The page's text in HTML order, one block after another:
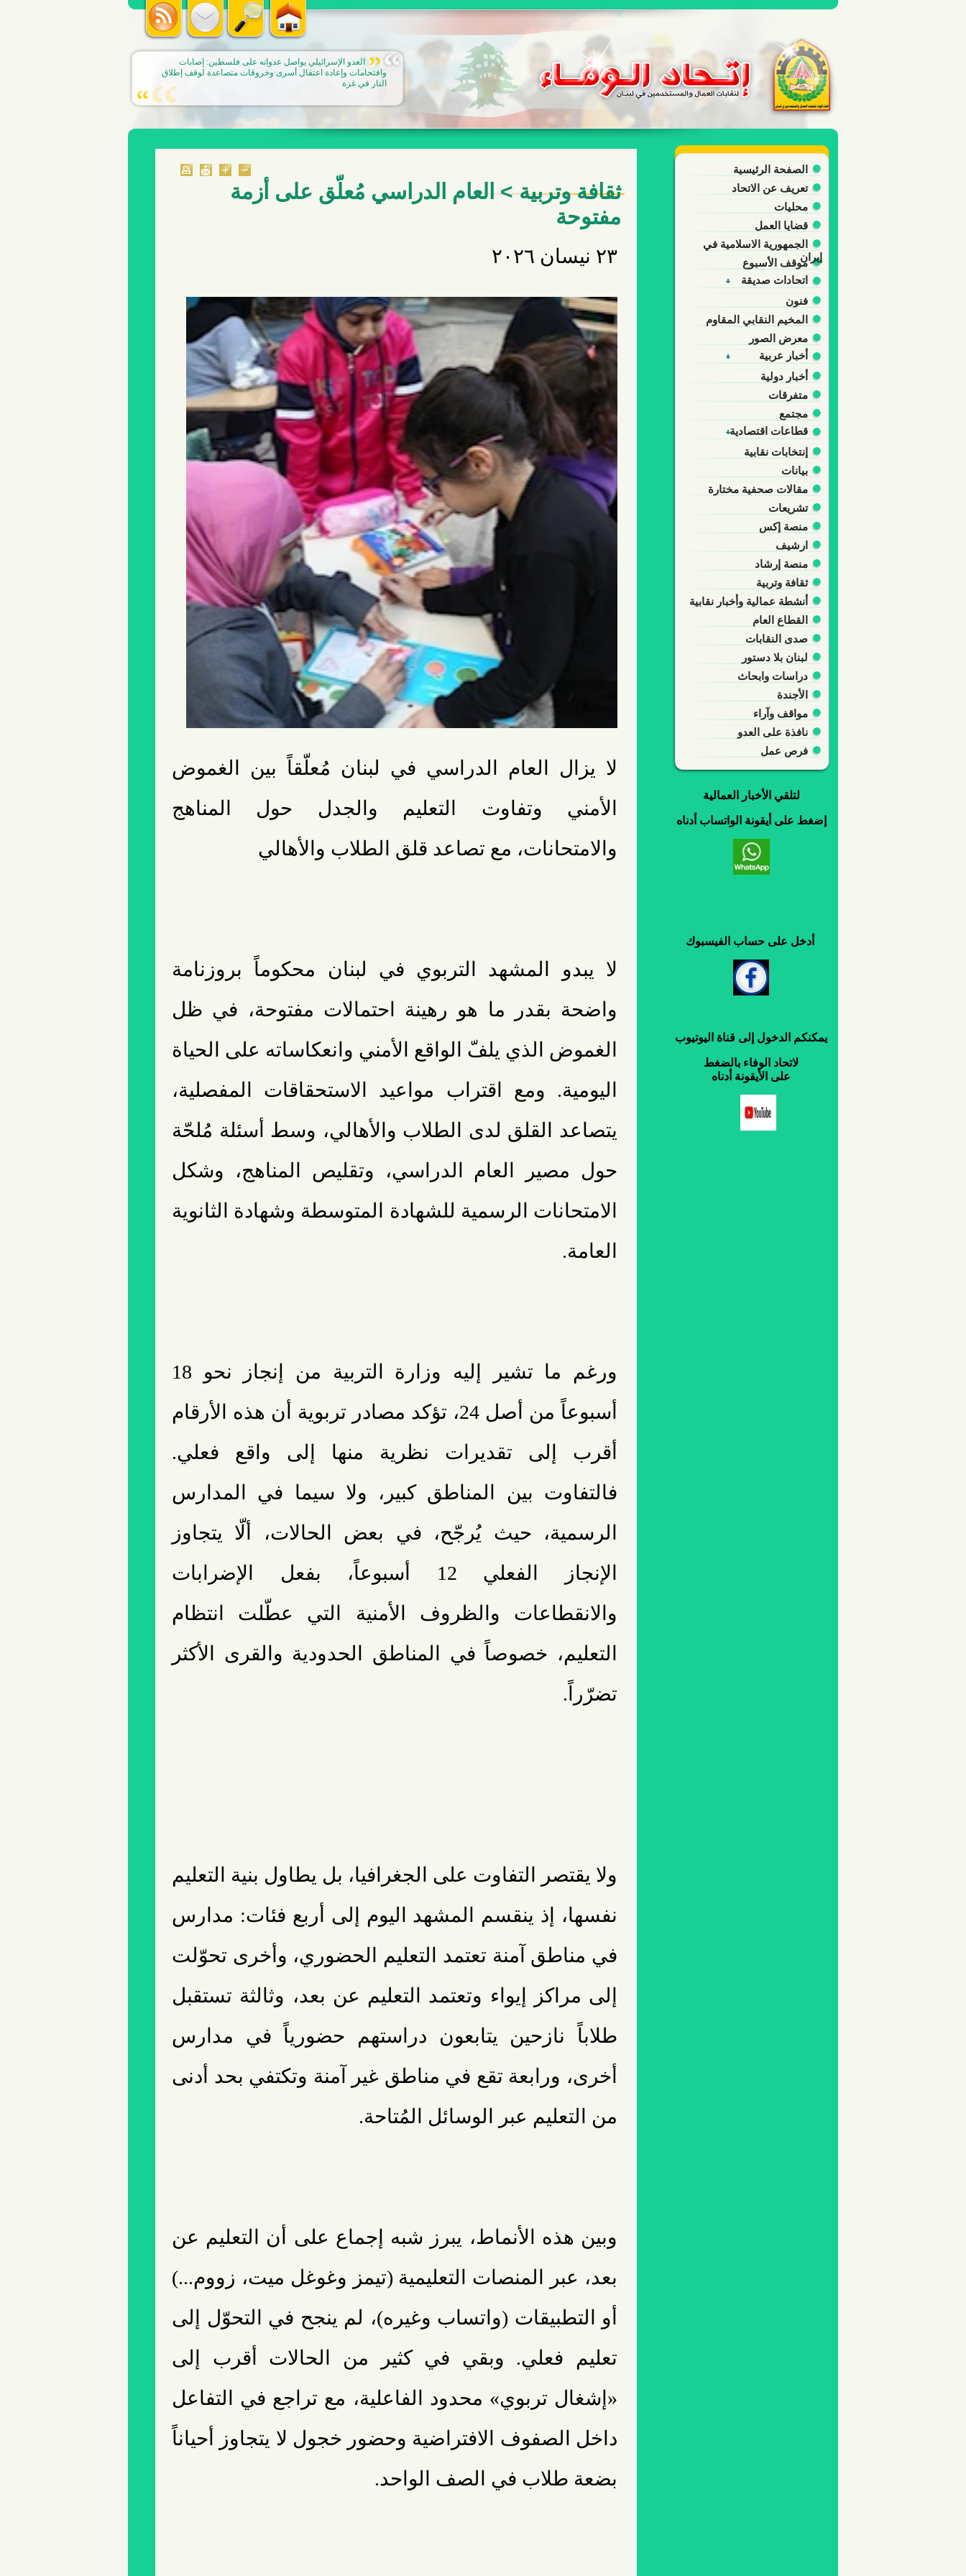
الـ NGO راجعين: إذا ضد إسرائيل ممنوع تتوظف!
ثقافة وتربية > العام الدراسي مُعلّق على أزمة
مفتوحة
٢٣ نيسان ٢٠٢٦
لا يزال العام الدراسي في لبنان مُعلّقاً بين الغموض
الأمني وتفاوت التعليم والجدل حول المناهج
والامتحانات، مع تصاعد قلق الطلاب والأهالي
لا يبدو المشهد التربوي في لبنان محكوماً بروزنامة
واضحة بقدر ما هو رهينة احتمالات مفتوحة، في ظل
الغموض الذي يلفّ الواقع الأمني وانعكاساته على الحياة
اليومية. ومع اقتراب مواعيد الاستحقاقات المفصلية،
يتصاعد القلق لدى الطلاب والأهالي، وسط أسئلة مُلحّة
حول مصير العام الدراسي، وتقليص المناهج، وشكل
الامتحانات الرسمية للشهادة المتوسطة وشهادة الثانوية
العامة.
ورغم ما تشير إليه وزارة التربية من إنجاز نحو 18
أسبوعاً من أصل 24، تؤكد مصادر تربوية أن هذه الأرقام
أقرب إلى تقديرات نظرية منها إلى واقع فعلي.
فالتفاوت بين المناطق كبير، ولا سيما في المدارس
الرسمية، حيث يُرجّح، في بعض الحالات، ألّا يتجاوز
الإنجاز الفعلي 12 أسبوعاً، بفعل الإضرابات
والانقطاعات والظروف الأمنية التي عطّلت انتظام
التعليم، خصوصاً في المناطق الحدودية والقرى الأكثر
تضرّراً.
ولا يقتصر التفاوت على الجغرافيا، بل يطاول بنية التعليم
نفسها، إذ ينقسم المشهد اليوم إلى أربع فئات: مدارس
في مناطق آمنة تعتمد التعليم الحضوري، وأخرى تحوّلت
إلى مراكز إيواء وتعتمد التعليم عن بعد، وثالثة تستقبل
طلاباً نازحين يتابعون دراستهم حضورياً في مدارس
أخرى، ورابعة تقع في مناطق غير آمنة وتكتفي بحد أدنى
من التعليم عبر الوسائل المُتاحة.
وبين هذه الأنماط، يبرز شبه إجماع على أن التعليم عن
بعد، عبر المنصات التعليمية (تيمز وغوغل ميت، زووم...)
أو التطبيقات (واتساب وغيره)، لم ينجح في التحوّل إلى
تعليم فعلي. وبقي في كثير من الحالات أقرب إلى
«إشغال تربوي» محدود الفاعلية، مع تراجع في التفاعل
داخل الصفوف الافتراضية وحضور خجول لا يتجاوز أحياناً
بضعة طلاب في الصف الواحد.
الصفحة الرئيسية
تعريف عن الاتحاد
محليات
قضايا العمل
الجمهورية الاسلامية في
إيرانموقف الأسبوع
اتحادات صديقة
فنون
المخيم النقابي المقاوم
معرض الصور
أخبار عربية
أخبار دولية
متفرقات
مجتمع
قطاعات اقتصادية
إنتخابات نقابية
بيانات
مقالات صحفية مختارة
تشريعات
منصة إكس
ارشيف
منصة إرشاد
ثقافة وتربية
أنشطة عمالية وأخبار نقابية
القطاع العام
صدى النقابات
لبنان بلا دستور
دراسات وابحاث
الأجندة
مواقف وآراء
نافذة على العدو
فرص عمل
لتلقي الأخبار العمالية
إضغط على أيقونة الواتساب أدناه
أدخل على حساب الفيسبوك
يمكنكم الدخول إلى قناة اليوتيوب
لاتحاد الوفاء بالضغط
على الأيقونة أدناه